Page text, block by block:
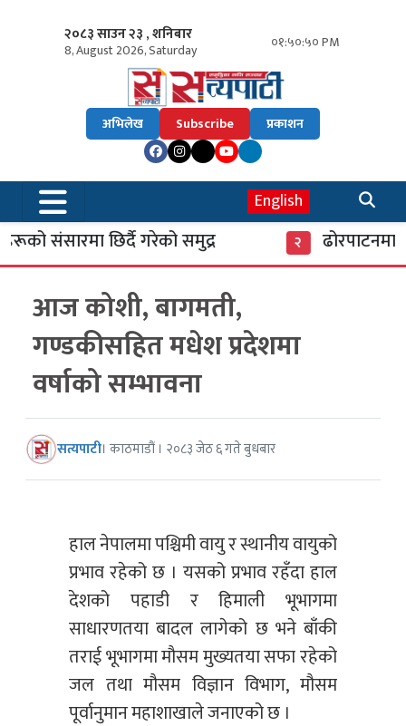
२०८३ साउन २३ , शनिबार
8, August 2026, Saturday ०१:५०:५१ PM
अभिलेख Subscribe प्रकाशन
English
संसारमा छिर्दै गरेको समुद्र ढोरपाटनमा
आज कोशी, बागमती,
गण्डकीसहित मधेश प्रदेशमा
वर्षाको सम्भावना
सत्यपाटी। काठमाडौं । २०८३ जेठ ६ गते बुधबार
हाल नेपालमा पश्चिमी वायु र स्थानीय वायुको
प्रभाव रहेको छ । यसको प्रभाव रहँदा हाल
देशको पहाडी र हिमाली भूभागमा
साधारणतया बादल लागेको छ भने बाँकी
तराई भूभागमा मौसम मुख्यतया सफा रहेको
जल तथा मौसम विज्ञान विभाग, मौसम
पूर्वानुमान महाशाखाले जनाएको छ ।